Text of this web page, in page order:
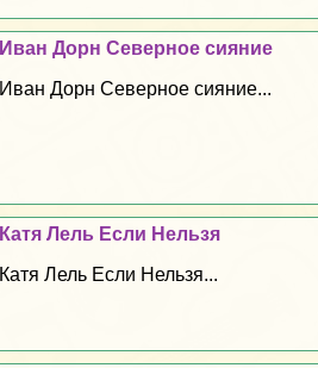
Иван Дорн Северное сияние
Иван Дорн Северное сияние...
Катя Лель Если Нельзя
Катя Лель Если Нельзя...